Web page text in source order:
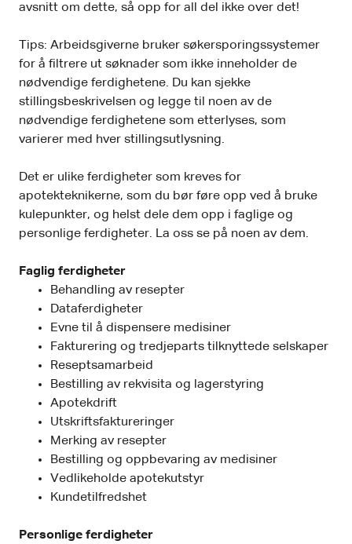
avsnitt om dette, så opp for all del ikke over det!
Tips: Arbeidsgiverne bruker søkersporingssystemer
for å filtrere ut søknader som ikke inneholder de
nødvendige ferdighetene. Du kan sjekke
stillingsbeskrivelsen og legge til noen av de
nødvendige ferdighetene som etterlyses, som
varierer med hver stillingsutlysning.
Det er ulike ferdigheter som kreves for
apotekteknikerne, som du bør føre opp ved å bruke
kulepunkter, og helst dele dem opp i faglige og
personlige ferdigheter. La oss se på noen av dem.
Faglig ferdigheter
Behandling av resepter
Dataferdigheter
Evne til å dispensere medisiner
Fakturering og tredjeparts tilknyttede selskaper
Reseptsamarbeid
Bestilling av rekvisita og lagerstyring
Apotekdrift
Utskriftsfaktureringer
Merking av resepter
Bestilling og oppbevaring av medisiner
Vedlikeholde apotekutstyr
Kundetilfredshet
Personlige ferdigheter